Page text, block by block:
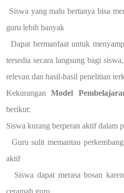
Siswa yang malu bertanya bisa
guru lebih banyak
Dapat bermanfaat untuk
tersedia secara langsung bagi
relevan dan hasil-hasil penelitian
KekuranganModel
berikut:
Siswa kurang berperan aktif dalam
Guru sulit memantau
aktif
Siswa dapat merasa bosan
ceramah guru